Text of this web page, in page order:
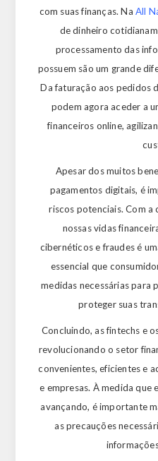
com suas finanças. Na All
de dinheiro
processamento das
possuem são um grande
Da faturação aos pedidos
podem agora aceder a
financeiros online,
Apesar dos muitos
pagamentos digitais, é
riscos potenciais. Com a
nossas vidas
cibernéticos e fraudes é
essencial que
medidas necessárias para
proteger suas
Concluindo, as fintechs e
revolucionando o setor
convenientes, eficientes e
e empresas. À medida que
avançando, é importante
as precauções